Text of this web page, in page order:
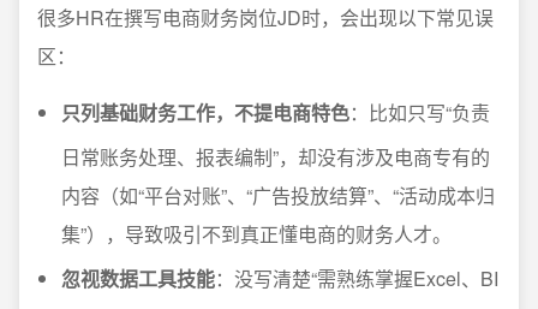
很多HR在撰写电商财务岗位JD时，会出现以下常见误
区：
只列基础财务工作，不提电商特色：比如只写“负责
日常账务处理、报表编制”，却没有涉及电商专有的
内容（如“平台对账”、“广告投放结算”、“活动成本归
集”），导致吸引不到真正懂电商的财务人才。
忽视数据工具技能：没写清楚“需熟练掌握Excel、BI